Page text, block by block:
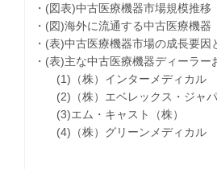
・(図表)中古医療機器市場規模推移
・(図)海外に流通する中古医療機器
・(表)中古医療機器市場の成長要因
・(表)主な中古医療機器ディーラー
(1)（株）インターメディカル
(2)（株）エベレックス・ジャ
(3)エム・キャスト（株）
(4)（株）グリーンメディカル